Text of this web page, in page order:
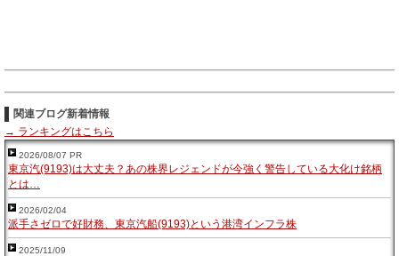
関連ブログ新着情報
→ ランキングはこちら
2026/08/07 PR
東京汽(9193)は大丈夫？あの株界レジェンドが今強く警告している大化け銘柄
とは…
2026/02/04
派手さゼロで好財務、東京汽船(9193)という港湾インフラ株
2025/11/09